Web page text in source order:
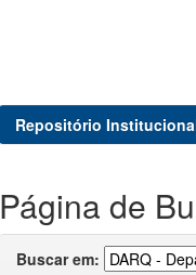
Repositório
Página de
Buscar em: